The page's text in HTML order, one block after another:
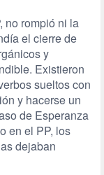
no rompió ni la
el cierre de
y
Existieron
sueltos con
y hacerse un
de Esperanza
en el PP, los
dejaban